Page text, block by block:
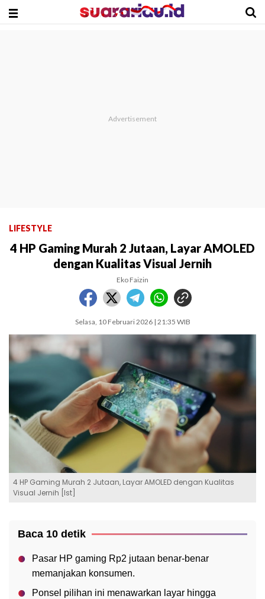
LIFESTYLE
4 HP Gaming Murah 2 Jutaan, Layar AMOLED
dengan Kualitas Visual Jernih
Eko Faizin
Selasa, 10 Februari 2026 | 21:35 WIB
4 HP Gaming Murah 2 Jutaan, Layar AMOLED dengan Kualitas
Visual Jernih [Ist]
Baca 10 detik
Pasar HP gaming Rp2 jutaan benar-benar
memanjakan konsumen.
Ponsel pilihan ini menawarkan layar hingga